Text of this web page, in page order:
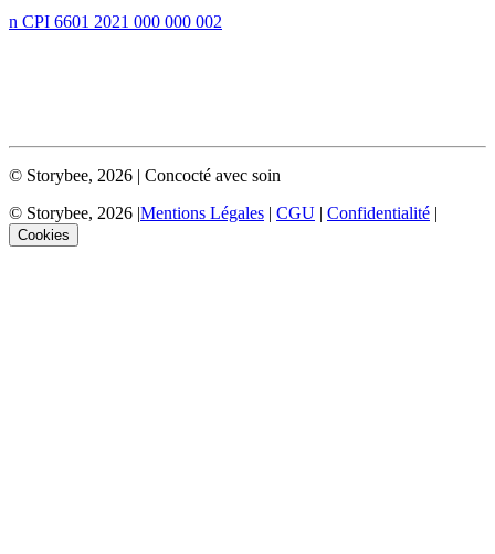
n CPI 6601 2021 000 000 002
© Storybee, 2026 | Concocté avec soin
© Storybee, 2026 |Mentions Légales | CGU | Confidentialité |
Cookies